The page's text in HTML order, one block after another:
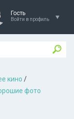
Гость
Войти в профиль
кино /
фото